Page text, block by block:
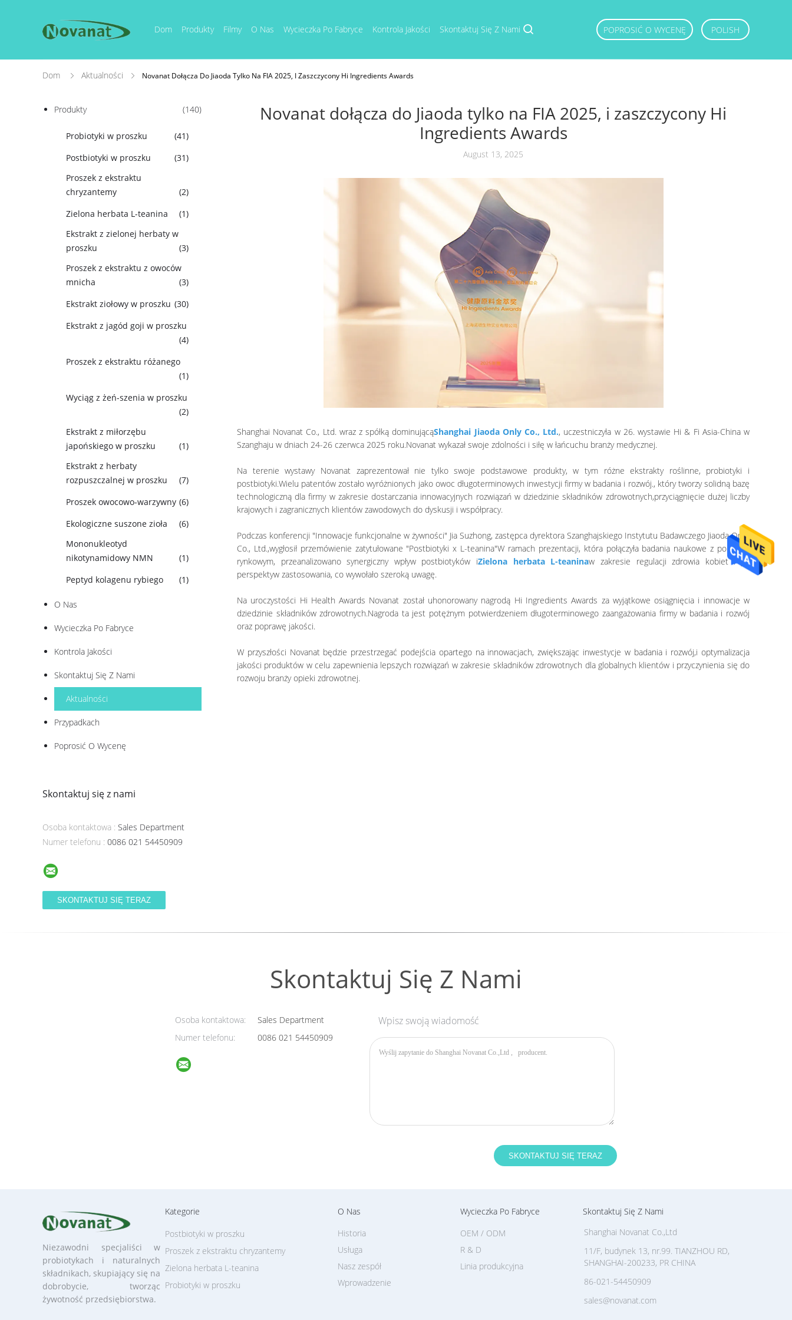
Dom Produkty Filmy O Nas Wycieczka Po Fabryce Kontrola Jakości Skontaktuj Się Z Nami POPROSIĆ O WYCENĘ POLISH
Dom Aktualności Novanat Dołącza Do Jiaoda Tylko Na FIA 2025, I Zaszczycony Hi Ingredients Awards
Produkty (140)
Probiotyki w proszku
(41)
Postbiotyki w proszku
(31)
Proszek z ekstraktu
chryzantemy
(2)
Zielona herbata L-teanina
(1)
Ekstrakt z zielonej herbaty w
proszku
(3)
Proszek z ekstraktu z owoców
mnicha
(3)
Ekstrakt ziołowy w proszku (30)
Ekstrakt z jagód goji w proszku
(4)
Proszek z ekstraktu różanego
(1)
Wyciąg z żeń-szenia w proszku
(2)
Ekstrakt z miłorzębu
japońskiego w proszku
(1)
Ekstrakt z herbaty
rozpuszczalnej w proszku
(7)
Proszek owocowo-warzywny (6)
Ekologiczne suszone zioła
(6)
Mononukleotyd
nikotynamidowy NMN
(1)
Peptyd kolagenu rybiego
(1)
O Nas
Wycieczka Po Fabryce
Kontrola Jakości
Skontaktuj Się Z Nami
Aktualności
Przypadkach
Poprosić O Wycenę
Skontaktuj się z nami
Osoba kontaktowa : Sales Department
Numer telefonu : 0086 021 54450909
Novanat dołącza do Jiaoda tylko na FIA 2025, i zaszczycony Hi
Ingredients Awards
August 13, 2025
Shanghai Novanat Co., Ltd. wraz z spółką dominującąShanghai Jiaoda Only Co., Ltd., uczestniczyła w 26. wystawie Hi & Fi Asia-China w
Szanghaju w dniach 24-26 czerwca 2025 roku.Novanat wykazał swoje zdolności i siłę w łańcuchu branży medycznej.
Na terenie wystawy Novanat zaprezentował nie tylko swoje podstawowe produkty, w tym różne ekstrakty roślinne, probiotyki i
postbiotyki.Wielu patentów zostało wyróżnionych jako owoc długoterminowych inwestycji firmy w badania i rozwój., który tworzy solidną bazę
technologiczną dla firmy w zakresie dostarczania innowacyjnych rozwiązań w dziedzinie składników zdrowotnych,przyciągnięcie dużej liczby
krajowych i zagranicznych klientów zawodowych do dyskusji i współpracy.
Podczas konferencji "Innowacje funkcjonalne w żywności" Jia Suzhong, zastępca dyrektora Szanghajskiego Instytutu Badawczego Jiaoda Onlly
Co., Ltd.,wygłosił przemówienie zatytułowane "Postbiotyki x L-teanina"W ramach prezentacji, która połączyła badania naukowe z popytem
rynkowym, przeanalizowano synergiczny wpływ postbiotyków iZielona herbata L-teaninaw zakresie regulacji zdrowia kobiet i jej
perspektyw zastosowania, co wywołało szeroką uwagę.
Na uroczystości Hi Health Awards Novanat został uhonorowany nagrodą Hi Ingredients Awards za wyjątkowe osiągnięcia i innowacje w
dziedzinie składników zdrowotnych.Nagroda ta jest potężnym potwierdzeniem długoterminowego zaangażowania firmy w badania i rozwój
oraz poprawę jakości.
W przyszłości Novanat będzie przestrzegać podejścia opartego na innowacjach, zwiększając inwestycje w badania i rozwój,i optymalizacja
jakości produktów w celu zapewnienia lepszych rozwiązań w zakresie składników zdrowotnych dla globalnych klientów i przyczynienia się do
rozwoju branży opieki zdrowotnej.
Skontaktuj Się Z Nami
Osoba kontaktowa:
Sales Department
Numer telefonu:
0086 021 54450909
Wpisz swoją wiadomość
Niezawodni specjaliści w
probiotykach i naturalnych
składnikach, skupiający się na
dobrobycie, tworząc
żywotność przedsiębiorstwa.
Kategorie
Probiotyki w proszku
Postbiotyki w proszku
Proszek z ekstraktu chryzantemy
Zielona herbata L-teanina
O Nas
Wprowadzenie
Historia
Usługa
Nasz zespół
Wycieczka Po Fabryce
Linia produkcyjna
OEM / ODM
R & D
Skontaktuj Się Z Nami
Shanghai Novanat Co.,Ltd
11/F, budynek 13, nr.99. TIANZHOU RD,
SHANGHAI-200233, PR CHINA
86-021-54450909
sales@novanat.com